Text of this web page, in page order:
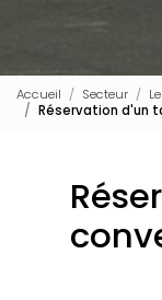
Accueil Secteur
Réservation d'un